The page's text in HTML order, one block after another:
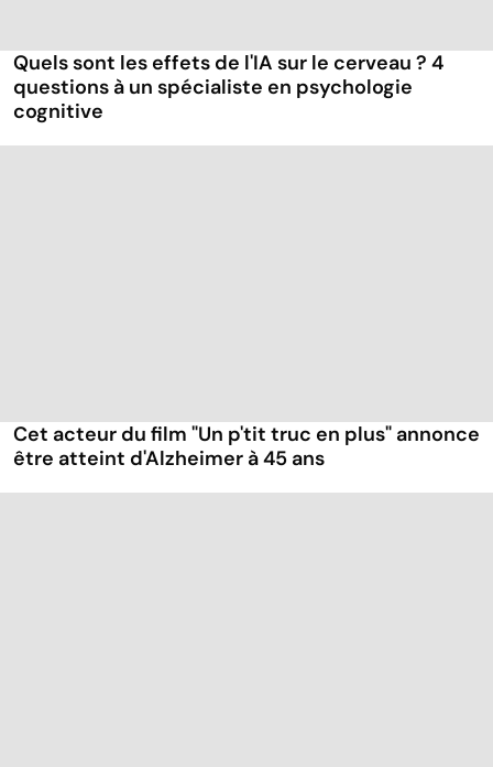
Quels sont les effets de l'IA sur le cerveau ? 4
questions à un spécialiste en psychologie
cognitive
Cet acteur du film "Un p'tit truc en plus" annonce
être atteint d'Alzheimer à 45 ans